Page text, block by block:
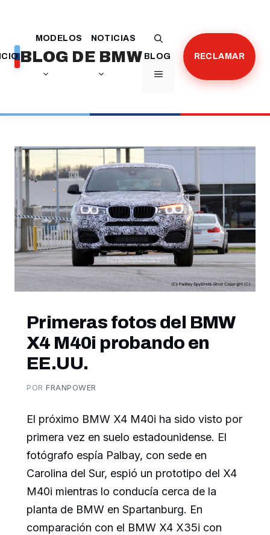
contenido
BLOG DE BMW
MENÚ
MODELOS
NOTICIAS
BLOG
RECLAMAR
Primeras fotos del BMW
X4 M40i probando en
EE.UU.
PORFRANPOWER
El próximo BMW X4 M40i ha sido visto por
primera vez en suelo estadounidense. El
fotógrafo espía Palbay, con sede en
Carolina del Sur, espió un prototipo del X4
M40i mientras lo conducía cerca de la
planta de BMW en Spartanburg. En
comparación con el BMW X4 X35i con